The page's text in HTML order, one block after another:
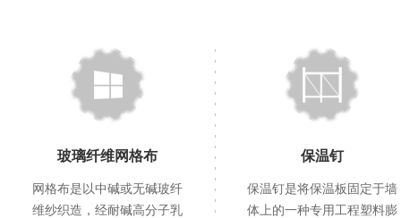
玻璃纤维网格布
网格布是以中碱或无碱玻纤
维纱织造，经耐碱高分子乳
保温钉
保温钉是将保温板固定于墙
体上的一种专用工程塑料膨